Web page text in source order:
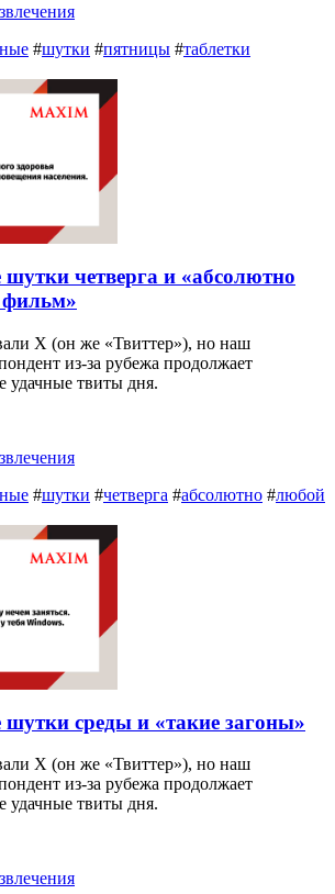
#шутки #пятницы #таблетки
четверга и «абсолютно
фильм»
X (он же «Твиттер»), но наш
из-за рубежа продолжает
удачные твиты дня.
#шутки #четверга #абсолютно #любой
среды и «такие загоны»
X (он же «Твиттер»), но наш
из-за рубежа продолжает
удачные твиты дня.